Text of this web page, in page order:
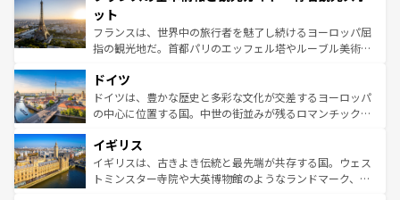
なお、新着のイタリア情報は
しい。
れる闘牛、そして美味しいタパスが生活の一部となってい
る。首都マドリードの洗練された雰囲気や、バルセロナの
アートに溢れた街角から、地方では古代ローマ遺跡や中世
せる。地方によって風土や気候が異なるスペインはその個
性で訪れる人を魅了する。 なお、新着のスペイン情報は コ
ンテンツ一覧を参照してほしい。
ット
フランスは、世界中の旅行者を魅了し続けるヨーロッパ屈
指の観光地だ。首都パリのエッフェル塔やルーブル美術館
で、幅広い魅力が詰まっている。華麗な宮殿、歴史的な大
聖堂、美しいビーチ、そして豊かな自然が、訪れる者を心
から魅了する。また、フランスは美食の国としても知ら
いる。シャンパンの発祥地であるランス、プロヴァンスの
香り高いラベンダー畑など、多彩な楽しみ方が可能だ。さ
らに、パリ以外の地域にも魅力が溢れており、どの街角に
ドイツ
ドイツは、豊かな歴史と多彩な文化が交差するヨーロッパ
の中心に位置する国。中世の街並みが残るロマンチック街
顔を持つこの国は、どこを歩いても飽きることがない。ベ
ルリンの文化的活気、バイエルン州のアルプスの絶景、そ
してライン川沿いのワイン畑といった風景は必見。ビール
イギリス
イギリスは、古きよき伝統と最先端が共存する国。ウェス
トミンスター寺院や大英博物館のようなランドマーク、歴